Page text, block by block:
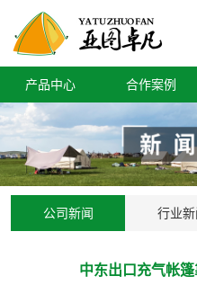
产品中心 合作案例
公司新闻 行业新
中东出口充气帐